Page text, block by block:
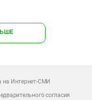
на Интернет-СМИ
согласия